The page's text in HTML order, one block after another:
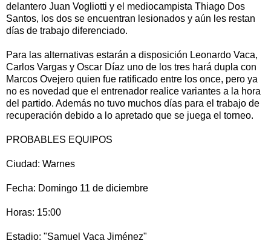
delantero Juan Vogliotti y el mediocampista Thiago Dos
Santos, los dos se encuentran lesionados y aún les restan
días de trabajo diferenciado.
Para las alternativas estarán a disposición Leonardo Vaca,
Carlos Vargas y Oscar Díaz uno de los tres hará dupla con
Marcos Ovejero quien fue ratificado entre los once, pero ya
no es novedad que el entrenador realice variantes a la hora
del partido. Además no tuvo muchos días para el trabajo de
recuperación debido a lo apretado que se juega el torneo.
PROBABLES EQUIPOS
Ciudad: Warnes
Fecha: Domingo 11 de diciembre
Horas: 15:00
Estadio: "Samuel Vaca Jiménez"